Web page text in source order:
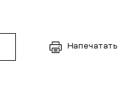
Напечатать